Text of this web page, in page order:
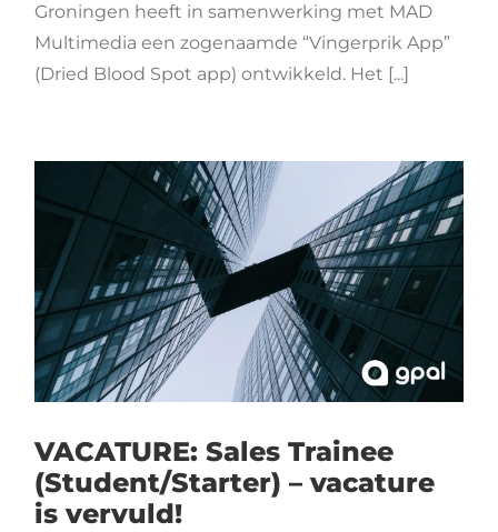
Groningen heeft in samenwerking met MAD
Multimedia een zogenaamde “Vingerprik App”
(Dried Blood Spot app) ontwikkeld. Het [...]
VACATURE: Sales Trainee
(Student/Starter) – vacature
is vervuld!